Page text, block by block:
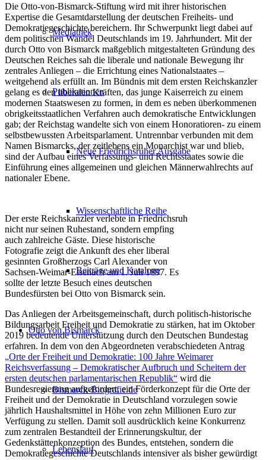
Mediathek
Publikationen
Neue Friedrichsruher Ausgabe
Wissenschaftliche Reihe
Beiträge und Kataloge
Otto von Bismarck
Bismarck-Biografie.de
Lebenslauf
Die Otto-von-Bismarck-Stiftung wird mit ihrer historischen
Expertise die Gesamtdarstellung der deutschen Freiheits- und
Demokratiegeschichte bereichern. Ihr Schwerpunkt liegt dabei auf
dem politischen Wandel Deutschlands im 19. Jahrhundert. Mit der
durch Otto von Bismarck maßgeblich mitgestalteten Gründung des
Deutschen Reiches sah die liberale und nationale Bewegung ihr
zentrales Anliegen – die Errichtung eines Nationalstaates –
weitgehend als erfüllt an. Im Bündnis mit dem ersten Reichskanzler
gelang es den liberalen Kräften, das junge Kaiserreich zu einem
modernen Staatswesen zu formen, in dem es neben überkommenen
obrigkeitsstaatlichen Verfahren auch demokratische Entwicklungen
gab; der Reichstag wandelte sich von einem Honoratioren- zu einem
selbstbewussten Arbeitsparlament. Untrennbar verbunden mit dem
Namen Bismarcks, der zeitlebens ein Monarchist war und blieb,
sind der Aufbau eines Verfassungs- und Rechtsstaates sowie die
Einführung eines allgemeinen und gleichen Männerwahlrechts auf
nationaler Ebene.
Der erste Reichskanzler verlebte in Friedrichsruh
nicht nur seinen Ruhestand, sondern empfing
auch zahlreiche Gäste. Diese historische
Fotografie zeigt die Ankunft des eher liberal
gesinnten Großherzogs Carl Alexander von
Sachsen-Weimar-Eisenach am 1. Juli 1897. Es
sollte der letzte Besuch eines deutschen
Bundesfürsten bei Otto von Bismarck sein.
Das Anliegen der Arbeitsgemeinschaft, durch politisch-historische
Bildungsarbeit Freiheit und Demokratie zu stärken, hat im Oktober
2019 bedeutende Unterstützung durch den Deutschen Bundestag
erfahren. In dem von den Abgeordneten verabschiedeten Antrag
„Orte der Freiheit und Demokratie: 100 Jahre Weimarer
Reichsverfassung – Demokratischer Aufbruch und Scheitern der
ersten deutschen parlamentarischen Republik“ wird die
Bundesregierung aufgefordert, ein Förderkonzept für die Orte der
Freiheit und der Demokratie in Deutschland vorzulegen sowie
jährlich Haushaltsmittel in Höhe von zehn Millionen Euro zur
Verfügung zu stellen. Damit soll ausdrücklich keine Konkurrenz
zum zentralen Bestandteil der Erinnerungskultur, der
Gedenkstättenkonzeption des Bundes, entstehen, sondern die
Demokratiegeschichte Deutschlands intensiver als bisher gewürdigt